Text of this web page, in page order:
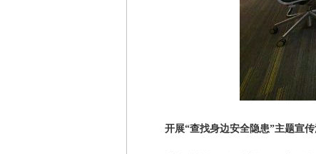
开展“查找身边安全隐患”主题宣传